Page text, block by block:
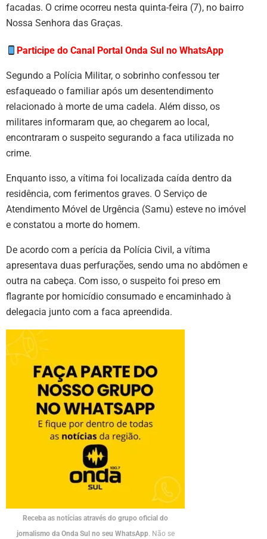
facadas. O crime ocorreu nesta quinta-feira (7), no bairro
Nossa Senhora das Graças.
Participe do Canal Portal Onda Sul no WhatsApp
Segundo a Polícia Militar, o sobrinho confessou ter
esfaqueado o familiar após um desentendimento
relacionado à morte de uma cadela. Além disso, os
militares informaram que, ao chegarem ao local,
encontraram o suspeito segurando a faca utilizada no
crime.
Enquanto isso, a vítima foi localizada caída dentro da
residência, com ferimentos graves. O Serviço de
Atendimento Móvel de Urgência (Samu) esteve no imóvel
e constatou a morte do homem.
De acordo com a perícia da Polícia Civil, a vítima
apresentava duas perfurações, sendo uma no abdômen e
outra na cabeça. Com isso, o suspeito foi preso em
flagrante por homicídio consumado e encaminhado à
delegacia junto com a faca apreendida.
Receba as notícias através do grupo oficial do
jornalismo da Onda Sul no seu WhatsApp. Não se